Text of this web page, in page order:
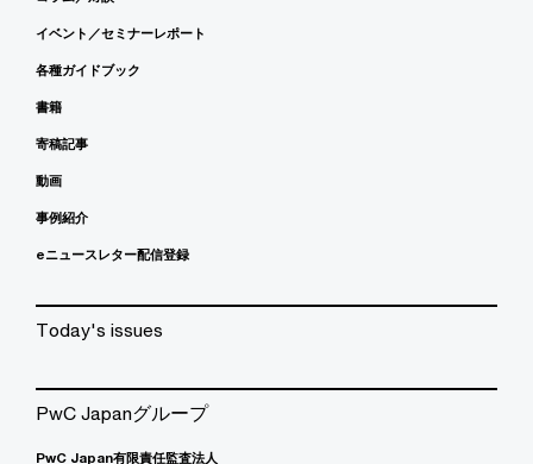
イベント／セミナーレポート
各種ガイドブック
書籍
寄稿記事
動画
事例紹介
eニュースレター配信登録
Today's issues
PwC Japanグループ
PwC Japan有限責任監査法人